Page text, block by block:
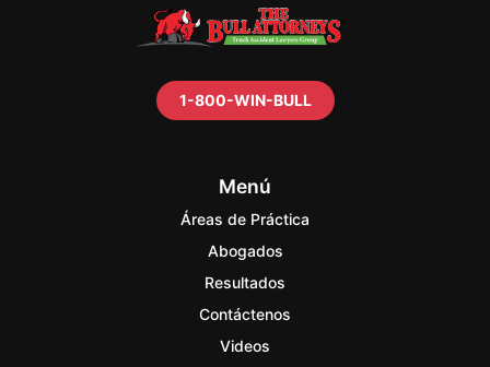
1-800-WIN-BULL
Menú
Áreas de Práctica
Abogados
Resultados
Contáctenos
Videos